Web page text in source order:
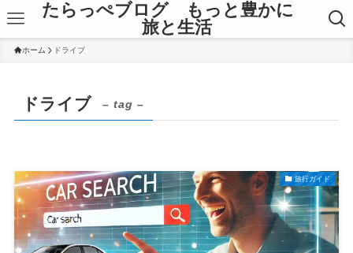
たらっぺブログ もっと豊かに
旅と生活
ホーム ドライブ
ドライブ – tag –
旅行ガイド